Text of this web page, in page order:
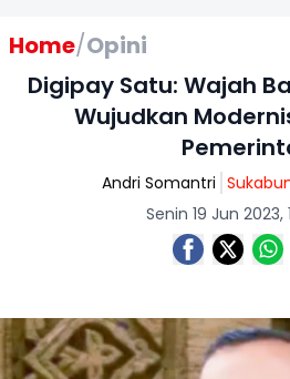
Home/Opini
Digipay Satu: Wajah
Wujudkan
Andri Somantri
Senin 19 Jun 2023,